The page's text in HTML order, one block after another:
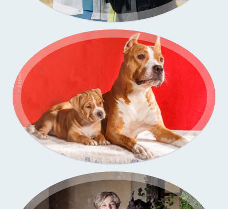
Портфолио — выставки собак
Портфолио